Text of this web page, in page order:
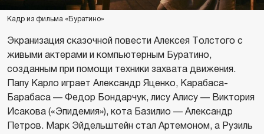
Кадр из фильма «Буратино»
Экранизация сказочной повести Алексея Толстого с
живыми актерами и компьютерным Буратино,
созданным при помощи техники захвата движения.
Папу Карло играет Александр Яценко, Карабаса-
Барабаса — Федор Бондарчук, лису Алису — Виктория
Исакова («Эпидемия»), кота Базилио — Александр
Петров. Марк Эйдельштейн стал Артемоном, а Рузиль